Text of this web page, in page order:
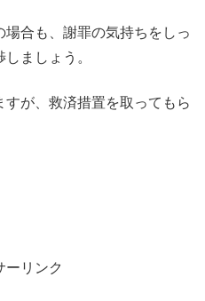
合も、謝罪の気持ちをしっ
ましょう。
が、救済措置を取ってもら
ーリンク